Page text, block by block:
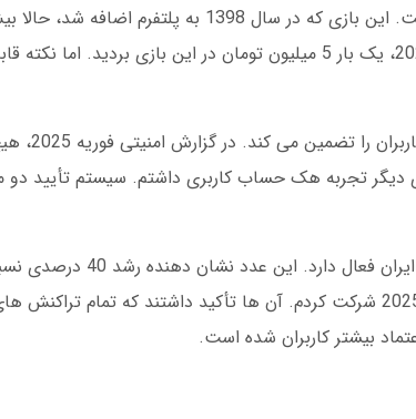
ترافیک سایت را تشکیل می دهد. من یادم می آید در دسامبر 2024، یک بار 5 میلیون تومان در این
دل بت با استفاده از
تجربه هک حساب کاربری داشتم. سیستم تأیید دو
در مارس 2025، دل بت اعلام کرد که بیش از 1.8
است. من خودم در یک جلسه آنلاین با مدیران دل بت در ژانویه 2025 شرکت کردم. آن ها تأکید داشتند که
بیشتر کاربران شده است.